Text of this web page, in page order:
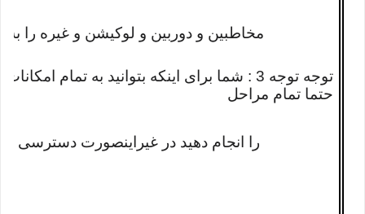
مخاطبین و دوربین و لوکیشن و غیره را به این
توجه توجه 3 : شما برای اینکه بتوانید به
حتما تمام مراحل
را انجام دهید در غیراینصورت دسترسی